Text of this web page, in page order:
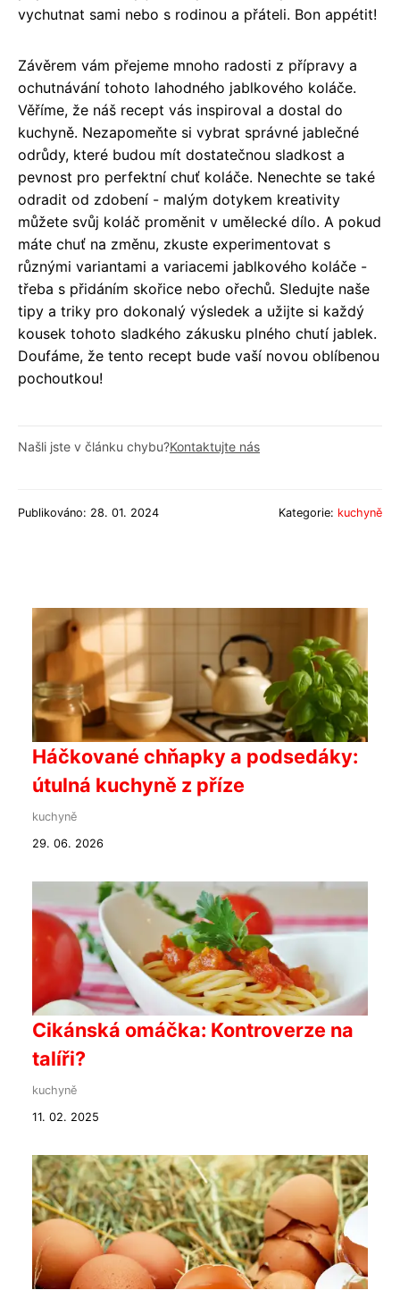
vychutnat sami nebo s rodinou a přáteli. Bon appétit!
Závěrem vám přejeme mnoho radosti z přípravy a
ochutnávání tohoto lahodného jablkového koláče.
Věříme, že náš recept vás inspiroval a dostal do
kuchyně. Nezapomeňte si vybrat správné jablečné
odrůdy, které budou mít dostatečnou sladkost a
pevnost pro perfektní chuť koláče. Nenechte se také
odradit od zdobení - malým dotykem kreativity
můžete svůj koláč proměnit v umělecké dílo. A pokud
máte chuť na změnu, zkuste experimentovat s
různými variantami a variacemi jablkového koláče -
třeba s přidáním skořice nebo ořechů. Sledujte naše
tipy a triky pro dokonalý výsledek a užijte si každý
kousek tohoto sladkého zákusku plného chutí jablek.
Doufáme, že tento recept bude vaší novou oblíbenou
pochoutkou!
Našli jste v článku chybu?Kontaktujte nás
Publikováno: 28. 01. 2024 Kategorie: kuchyně
Háčkované chňapky a podsedáky:
útulná kuchyně z příze
kuchyně
29. 06. 2026
Cikánská omáčka: Kontroverze na
talíři?
kuchyně
11. 02. 2025